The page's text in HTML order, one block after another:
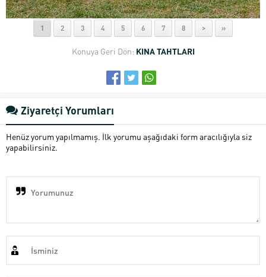
1 2 3 4 5 6 7 8 > »
Konuya Geri Dön: KINA TAHTLARI
Ziyaretçi Yorumları
Henüz yorum yapılmamış. İlk yorumu aşağıdaki form aracılığıyla siz
yapabilirsiniz.